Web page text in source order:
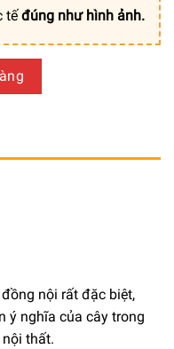
tếđúng như hình ảnh.
Trang Trí Cửa
nội rất đặc biệt,
ý nghĩa của cây trong
thất.